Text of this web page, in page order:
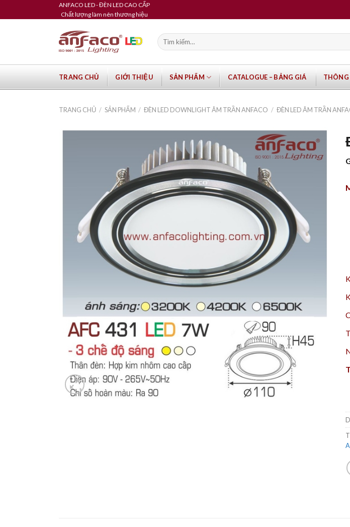
to
ANFACO LED - ĐÈN LED CAO CẤP
Chất lượng làm nên thương hiệu
Tìm
kiếm:
TRANG CHỦ GIỚI THIỆU SẢN PHẨM CATALOGUE – BẢNG GIÁ
TRANG CHỦ / SẢN PHẨM / ĐÈN LED DOWNLIGHT ÂM TRẦN ANFACO / ĐÈN LED ÂM TRẦN